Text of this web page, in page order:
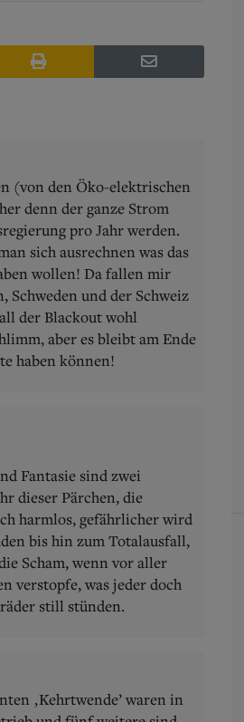
(von den Öko-elektrischen
denn der ganze Strom
pro Jahr werden.
sich ausrechnen was das
wollen! Da fallen mir
und der Schweiz
der Blackout wohl
aber es bleibt am Ende
haben können!
Fantasie sind zwei
dieser Pärchen, die
harmlos, gefährlicher wird
bis hin zum Totalausfall,
Scham, wenn vor aller
verstopfe, was jeder doch
still stünden.
‚Kehrtwende’ waren in